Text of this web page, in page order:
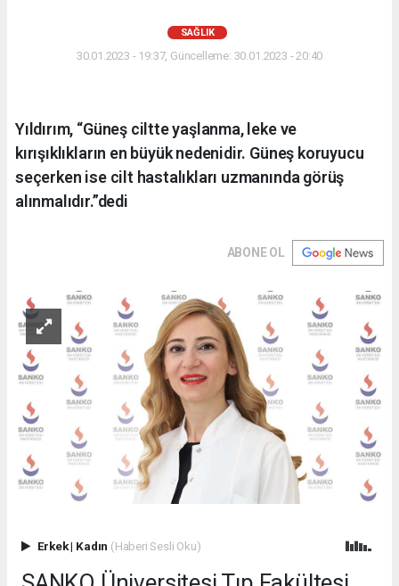
SAĞLIK
30.01.2023 - 19:37, Güncelleme: 30.01.2023 - 20:40
Yıldırım, “Güneş ciltte yaşlanma, leke ve
kırışıklıkların en büyük nedenidir. Güneş koruyucu
seçerken ise cilt hastalıkları uzmanında görüş
alınmalıdır.”dedi
ABONE OL
Erkek| Kadın (Haberi Sesli Oku)